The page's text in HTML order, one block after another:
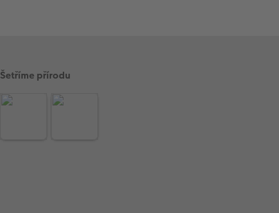
Šetříme přírodu